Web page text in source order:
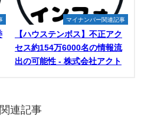
マイナンバー関連記事
【ハウステンボス】不正アク
セス約154万6000名の情報流
出の可能性 - 株式会社アクト
連記事